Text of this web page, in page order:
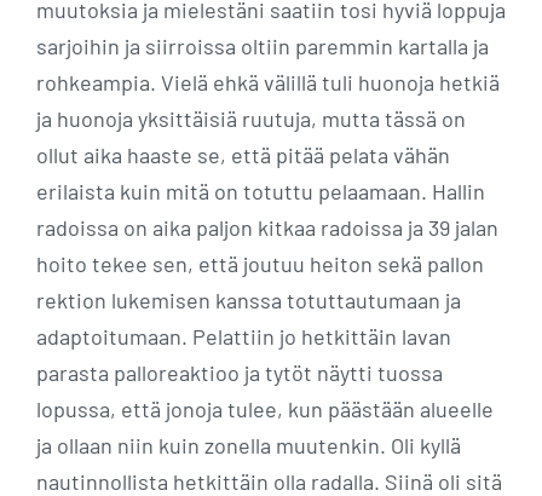
muutoksia ja mielestäni saatiin tosi hyviä loppuja
sarjoihin ja siirroissa oltiin paremmin kartalla ja
rohkeampia. Vielä ehkä välillä tuli huonoja hetkiä
ja huonoja yksittäisiä ruutuja, mutta tässä on
ollut aika haaste se, että pitää pelata vähän
erilaista kuin mitä on totuttu pelaamaan. Hallin
radoissa on aika paljon kitkaa radoissa ja 39 jalan
hoito tekee sen, että joutuu heiton sekä pallon
rektion lukemisen kanssa totuttautumaan ja
adaptoitumaan. Pelattiin jo hetkittäin lavan
parasta palloreaktioo ja tytöt näytti tuossa
lopussa, että jonoja tulee, kun päästään alueelle
ja ollaan niin kuin zonella muutenkin. Oli kyllä
nautinnollista hetkittäin olla radalla. Siinä oli sitä